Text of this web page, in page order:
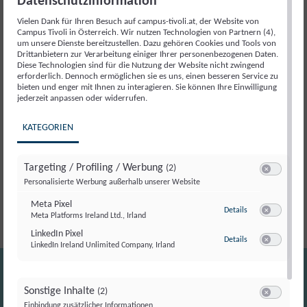
Beschreibung
Beschreibung
Ein besonderer Moment für die politikwissenschaftliche
Debatte in Österreich: Die50. Ausgabe des
bringt führende Stimmen aus Wissenschaft und Politik
zusammen.
Vielen Dank für Ihren Besuch auf campus-tivoli.at, der Website von
Campus Tivoli in Österreich. Wir nutzen Technologien von Partnern (4),
um unsere Dienste bereitzustellen. Dazu gehören Cookies und Tools von
Drittanbietern zur Verarbeitung einiger Ihrer personenbezogenen Daten.
Diese Technologien sind für die Nutzung der Website nicht zwingend
erforderlich. Dennoch ermöglichen sie es uns, einen besseren Service zu
bieten und enger mit Ihnen zu interagieren. Sie können Ihre Einwilligung
jederzeit anpassen oder widerrufen.
KATEGORIEN
Targeting / Profiling / Werbung (2)
Personalisierte Werbung außerhalb unserer Website
Meta Pixel
Meta Platforms Ireland Ltd., Irland
Details zu Meta Pixel
LinkedIn Pixel
LinkedIn Ireland Unlimited Company, Irland
Details zu LinkedIn Pixel
Switch
Sonstige Inhalte (2)